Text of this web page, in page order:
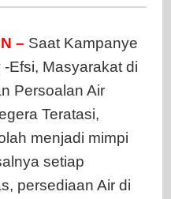
Jadi
– Saat Kampanye
Efsi, Masyarakat di
Persoalan Air
Teratasi,
menjadi mimpi
setiap
persediaan Air di